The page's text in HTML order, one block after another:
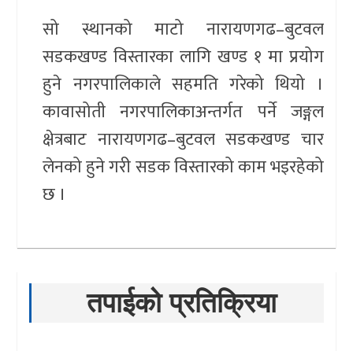
सो स्थानको माटो नारायणगढ–बुटवल
सडकखण्ड विस्तारका लागि खण्ड १ मा प्रयोग
हुने नगरपालिकाले सहमति गरेको थियो ।
कावासोती नगरपालिकाअन्तर्गत पर्ने जङ्गल
क्षेत्रबाट नारायणगढ–बुटवल सडकखण्ड चार
लेनको हुने गरी सडक विस्तारको काम भइरहेको
छ ।
तपाईको प्रतिक्रिया